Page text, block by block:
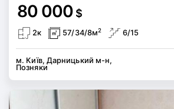
80 000 $
2к 57/34/8м2 6/15
м. Київ, Дарницький м-н,
Позняки